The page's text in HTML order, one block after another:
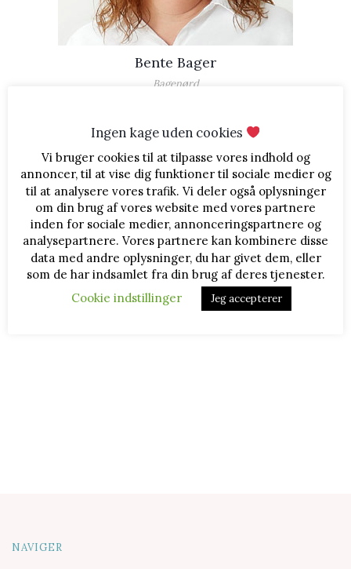
Bente Bager
Bagenørd
Jeg hedder Bente Bager og står bag denne blog om diverse
bagværk og lækkerier. Jeg deler opskrifter, billeder og
fremgangsmåder, og du er velkommen til at læse med ♥
FØLG MED
REKLAMELINKS
NAVIGER
Ingen kage uden cookies
Vi bruger cookies til at tilpasse vores indhold og
annoncer, til at vise dig funktioner til sociale medier og
til at analysere vores trafik. Vi deler også oplysninger
om din brug af vores website med vores partnere
inden for sociale medier, annonceringspartnere og
analysepartnere. Vores partnere kan kombinere disse
data med andre oplysninger, du har givet dem, eller
som de har indsamlet fra din brug af deres tjenester.
Cookie indstillinger
Jeg accepterer